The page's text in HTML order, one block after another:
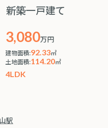
築一戸建て
3,080万円
建物面積:92.33㎡
土地面積:114.20㎡
4LDK
駅